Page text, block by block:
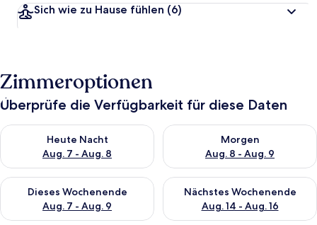
Sich wie zu Hause fühlen (6)
Zimmeroptionen
Überprüfe die Verfügbarkeit für diese Daten
Heute Nacht
Aug. 7 - Aug. 8
Überprüfe die Verfügbarkeit für heute Nacht, Aug. 7 - Aug. 8.
Morgen
Aug. 8 - Aug. 9
Überprüfe die Verfügbarkeit
Dieses Wochenende
Aug. 7 - Aug. 9
Überprüfe die Verfügbarkeit für dieses Wochenende, Aug. 7
Nächstes Wochenende
Aug. 14 - Aug. 16
Überprüfe die Verfügbarkeit